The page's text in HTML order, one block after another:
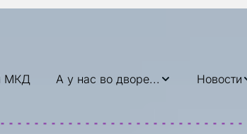
на версию для слабовидящих
МКД А у нас во дворе... Новости